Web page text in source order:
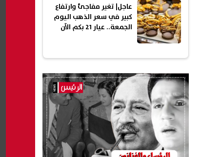
عاجل| تغير مفاجئ وارتفاع
كبير في سعر الذهب اليوم
الجمعة.. عيار 21 بكم الآن